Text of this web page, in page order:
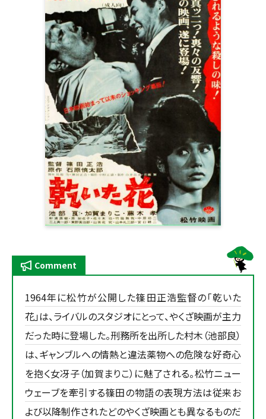
Comment
1964年に松竹が公開した篠田正浩監督の「乾いた
花」は、ライバルのスタジオにとって、やくざ映画が主力
だった時に登場した。刑務所を出所した村木（池部良）
は、ギャンブルへの情熱と違法薬物への危険な好奇心
を抱く女冴子（加賀まりこ）に魅了される。松竹ニュー
ウェーブを牽引する篠田の物語の表現方法は従来お
よび以降制作されたどのやくざ映画とも異なるものだ